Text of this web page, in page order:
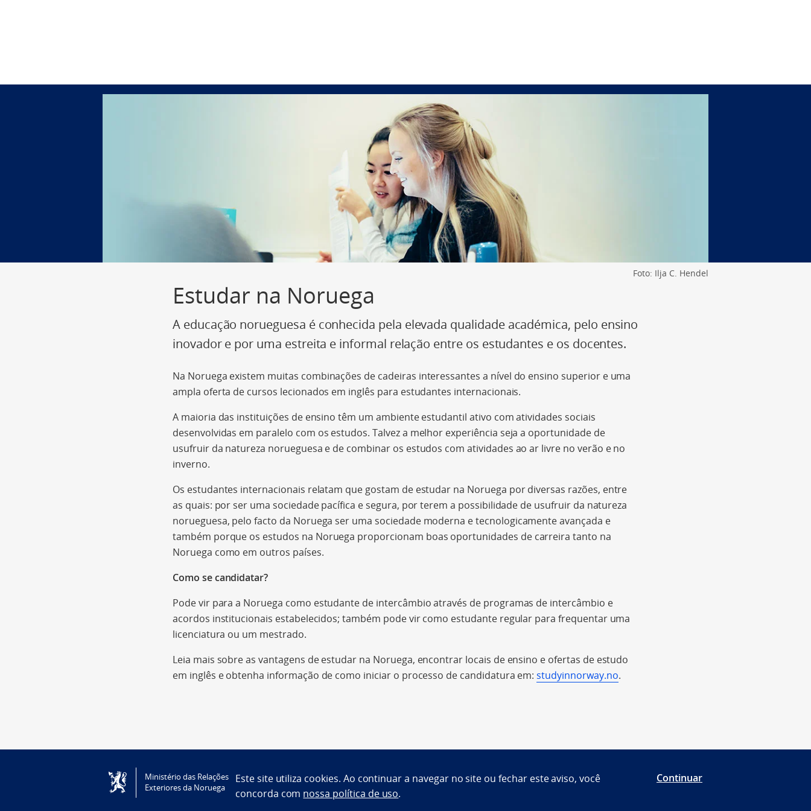
Foto: Ilja C. Hendel
Estudar na Noruega
A educação norueguesa é conhecida pela elevada qualidade académica, pelo ensino
inovador e por uma estreita e informal relação entre os estudantes e os docentes.
Na Noruega existem muitas combinações de cadeiras interessantes a nível do ensino superior e uma
ampla oferta de cursos lecionados em inglês para estudantes internacionais.
A maioria das instituições de ensino têm um ambiente estudantil ativo com atividades sociais
desenvolvidas em paralelo com os estudos. Talvez a melhor experiência seja a oportunidade de
usufruir da natureza norueguesa e de combinar os estudos com atividades ao ar livre no verão e no
inverno.
Os estudantes internacionais relatam que gostam de estudar na Noruega por diversas razões, entre
as quais: por ser uma sociedade pacífica e segura, por terem a possibilidade de usufruir da natureza
norueguesa, pelo facto da Noruega ser uma sociedade moderna e tecnologicamente avançada e
também porque os estudos na Noruega proporcionam boas oportunidades de carreira tanto na
Noruega como em outros países.
Como se candidatar?
Pode vir para a Noruega como estudante de intercâmbio através de programas de intercâmbio e
acordos institucionais estabelecidos; também pode vir como estudante regular para frequentar uma
licenciatura ou um mestrado.
Leia mais sobre as vantagens de estudar na Noruega, encontrar locais de ensino e ofertas de estudo
em inglês e obtenha informação de como iniciar o processo de candidatura em:studyinnorway.no.
Ministério das Relações
Exteriores da Noruega
Este site utiliza cookies. Ao continuar a navegar no site ou fechar este aviso, você
concorda com nossa política de uso.
Continuar